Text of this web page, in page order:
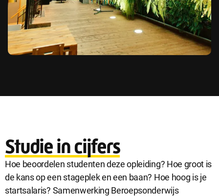
Studie in cijfers
Hoe beoordelen studenten deze opleiding? Hoe groot is
de kans op een stageplek en een baan? Hoe hoog is je
startsalaris? Samenwerking Beroepsonderwijs